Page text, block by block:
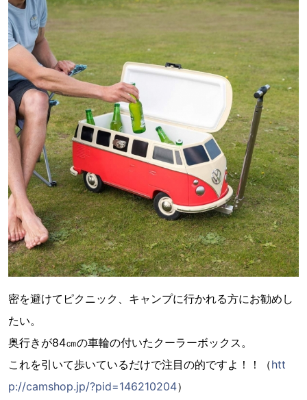
密を避けてピクニック、キャンプに行かれる方にお勧めし
たい。
奥行きが84㎝の車輪の付いたクーラーボックス。
これを引いて歩いているだけで注目の的ですよ！！（htt
p://camshop.jp/?pid=146210204）